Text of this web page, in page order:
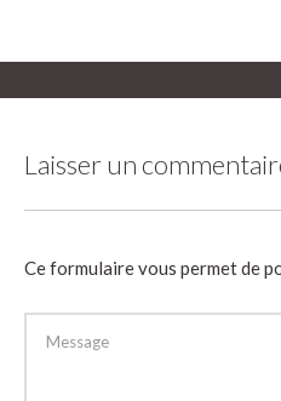
Laisser un
Ce formulaire vous permet de